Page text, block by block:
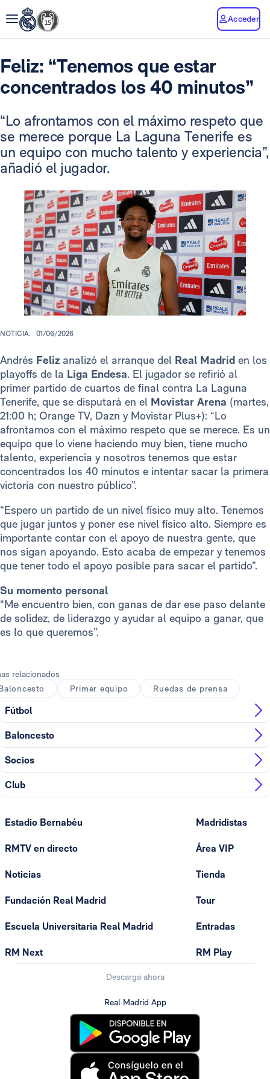
Acceder
Feliz: “Tenemos que estar
concentrados los 40 minutos”
“Lo afrontamos con el máximo respeto que
se merece porque La Laguna Tenerife es
un equipo con mucho talento y experiencia”,
añadió el jugador.
NOTICIA. 01/06/2026
Andrés Feliz analizó el arranque del Real Madrid en los
playoffs de la Liga Endesa. El jugador se refirió al
primer partido de cuartos de final contra La Laguna
Tenerife, que se disputará en el Movistar Arena (martes,
21:00 h; Orange TV, Dazn y Movistar Plus+): “Lo
afrontamos con el máximo respeto que se merece. Es un
equipo que lo viene haciendo muy bien, tiene mucho
talento, experiencia y nosotros tenemos que estar
concentrados los 40 minutos e intentar sacar la primera
victoria con nuestro público”.
“Espero un partido de un nivel físico muy alto. Tenemos
que jugar juntos y poner ese nivel físico alto. Siempre es
importante contar con el apoyo de nuestra gente, que
nos sigan apoyando. Esto acaba de empezar y tenemos
que tener todo el apoyo posible para sacar el partido”.
Su momento personal
“Me encuentro bien, con ganas de dar ese paso delante
de solidez, de liderazgo y ayudar al equipo a ganar, que
es lo que queremos”.
relacionados
Primer equipo Ruedas de prensa
Fútbol
Baloncesto
Socios
Club
Estadio Bernabéu
RMTV en directo
Noticias
Fundación Real Madrid
Escuela Universitaria Real Madrid
RM Next
Madridistas
Área VIP
Tienda
Tour
Entradas
RM Play
Descarga ahora
Real Madrid App